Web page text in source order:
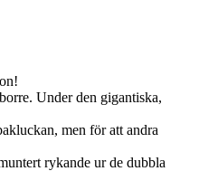
Under den gigantiska,
men för att andra
rykande ur de dubbla